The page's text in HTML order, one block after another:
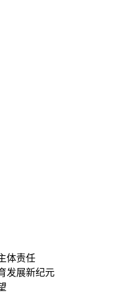
体责任
发展新纪元